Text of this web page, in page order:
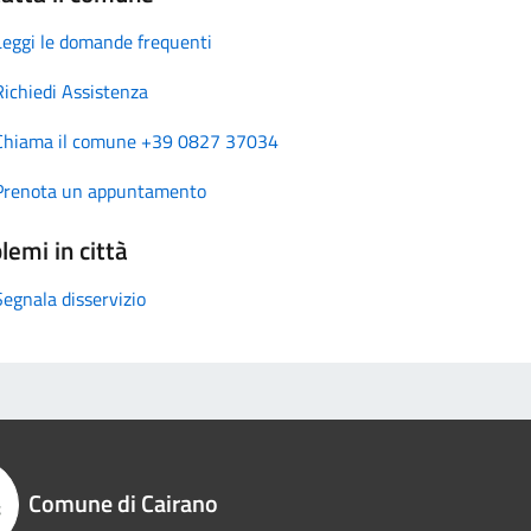
le domande frequenti
Assistenza
il comune +39 0827 37034
un appuntamento
in città
disservizio
Comune di Cairano